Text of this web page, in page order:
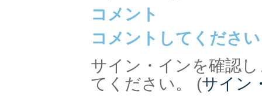
コメント
コメントしてください
サイン・インを確認
てください。 (サイン